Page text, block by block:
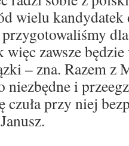
wielu kandydatek
przygotowaliśmy
zawsze
– zna. Razem z
niezbędne i
czuła przy niej